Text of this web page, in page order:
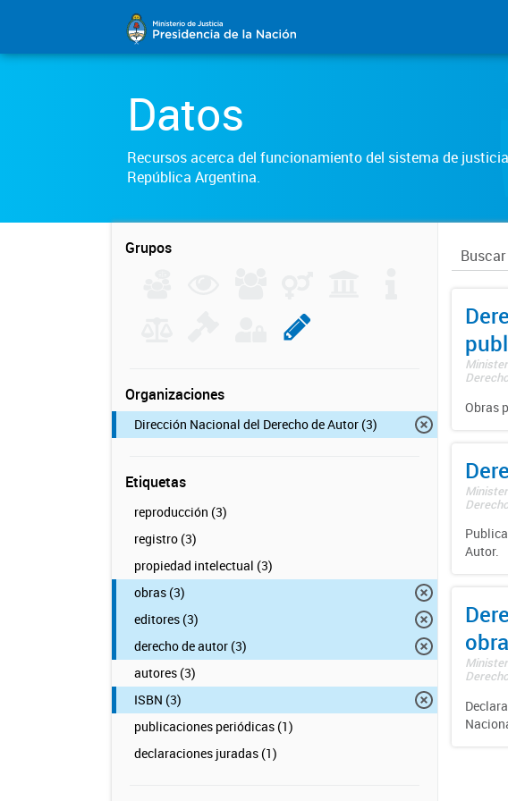
Datos
Recursos acerca del funcionamiento del sistema de
República Argentina.
Grupos
Organizaciones
Dirección Nacional del Derecho de Autor (3)
Etiquetas
reproducción (3)
registro (3)
propiedad intelectual (3)
obras (3)
editores (3)
derecho de autor (3)
autores (3)
ISBN (3)
publicaciones periódicas (1)
declaraciones juradas (1)
Obras
Autor.